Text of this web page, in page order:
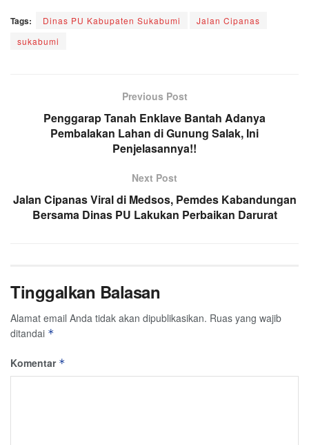
Tags: Dinas PU Kabupaten Sukabumi
Jalan Cipanas
sukabumi
Previous Post
Penggarap Tanah Enklave Bantah Adanya
Pembalakan Lahan di Gunung Salak, Ini
Penjelasannya!!
Next Post
Jalan Cipanas Viral di Medsos, Pemdes Kabandungan
Bersama Dinas PU Lakukan Perbaikan Darurat
Tinggalkan Balasan
Alamat email Anda tidak akan dipublikasikan. Ruas yang wajib
ditandai *
Komentar *